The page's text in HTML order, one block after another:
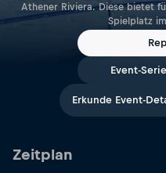
Athener Riviera. Diese bietet
Spielplatz
Event-
Erkunde Event-
Zeitplan